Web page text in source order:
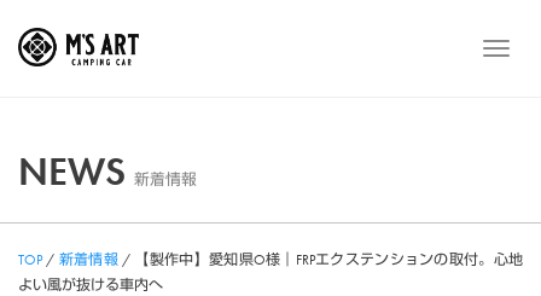
メ
NEWS 新着情報
TOP/ 新着情報/
【製作中】愛知県O様｜FRPエクステンションの取付。心地
よい風が抜ける車内へ